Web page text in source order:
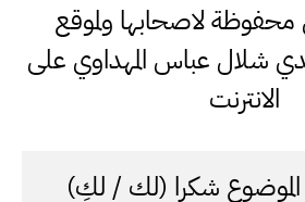
لاصحابها ولموقع
شلال عباس المهداوي على
الانترنت
الموضوع شكرا (لك / لكِ)